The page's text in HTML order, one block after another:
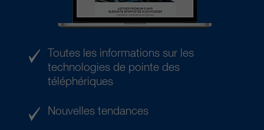
Toutes les informations sur les
technologies de pointe des
téléphériques
Nouvelles tendances